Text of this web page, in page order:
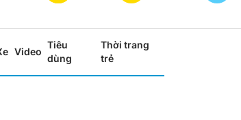
Video
Tiêu
dùng
Thời trang
trẻ